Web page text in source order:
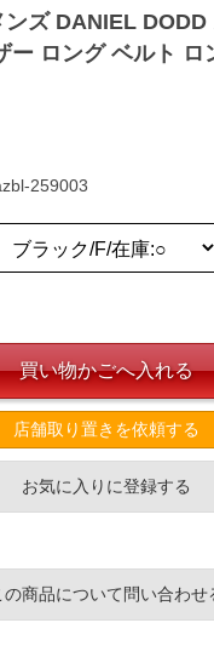
ズ DANIEL DODD
ー ロング ベルト ロ
259003
店舗取り置きを依頼する
お気に入りに登録する
の商品について問い合わせ